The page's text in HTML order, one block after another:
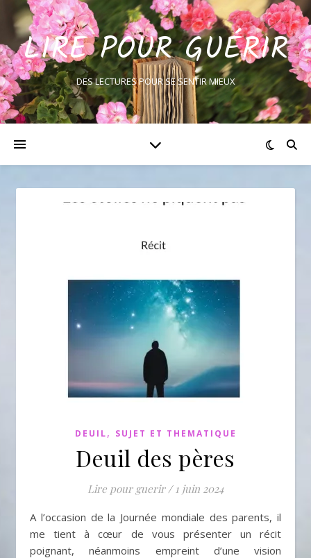
LIRE POUR GUÉRIR
DES LECTURES POUR SE SENTIR MIEUX
DEUIL, SUJET ET THEMATIQUE
Deuil des pères
Lire pour guerir / 1 juin 2024
A l’occasion de la Journée mondiale des parents, il
me tient à cœur de vous présenter un récit
poignant, néanmoins empreint d’une vision